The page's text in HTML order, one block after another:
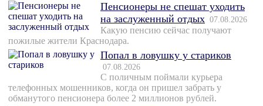
Пенсионеры не спешат уходить
на заслуженный отдых 07.08.2026
Какую пенсию сейчас получают
пожилые жители Краснодара.
Попал в ловушку у стариков
07.08.2026
С поличным поймали курьера
телефонных мошенников, когда он пришел забрать у
обманутого пенсионера более 2 миллионов рублей.